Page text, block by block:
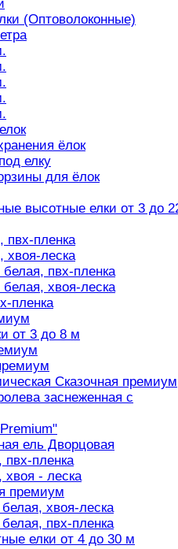
(Оптоволоконные)
ёлок
елку
для ёлок
высотные елки от 3 до
пвх-пленка
хвоя-леска
пвх-пленка
хвоя-леска
пленка
от 3 до 8 м
Сказочная премиум
заснеженная с
ель Дворцовая
пвх-пленка
хвоя - леска
премиум
хвоя-леска
пвх-пленка
елки от 4 до 30 м